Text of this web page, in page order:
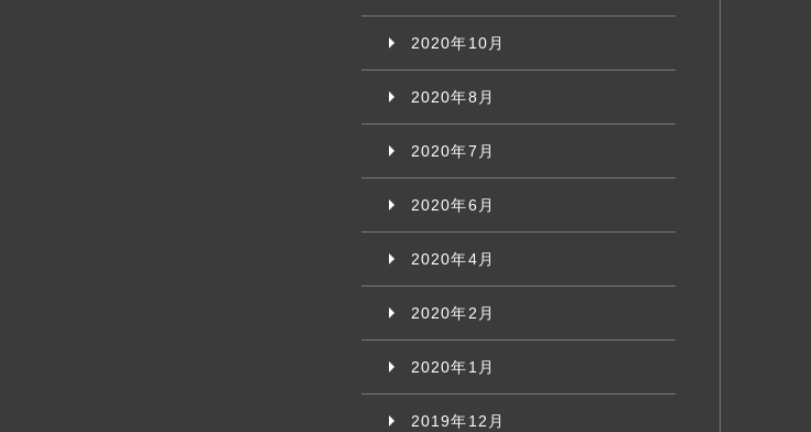
2020年10月
2020年8月
2020年7月
2020年6月
2020年4月
2020年2月
2020年1月
2019年12月